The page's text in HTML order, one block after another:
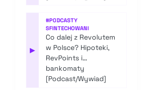
▶
#PODCASTY
SFINTECHOWANI
Co dalej z Revolutem
w Polsce? Hipoteki,
RevPoints i…
bankomaty
[Podcast/Wywiad]